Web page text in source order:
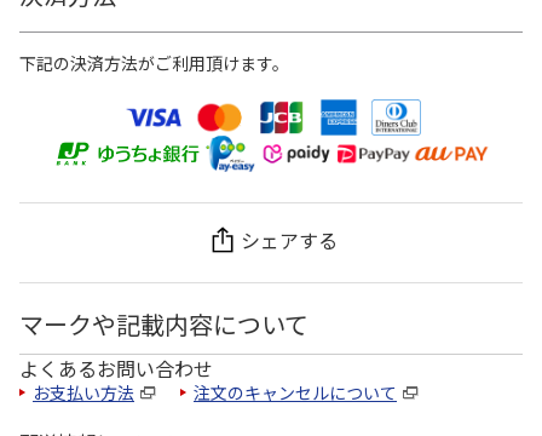
下記の決済方法がご利用頂けます。
シェアする
マークや記載内容について
よくあるお問い合わせ
お支払い方法 注文のキャンセルについて